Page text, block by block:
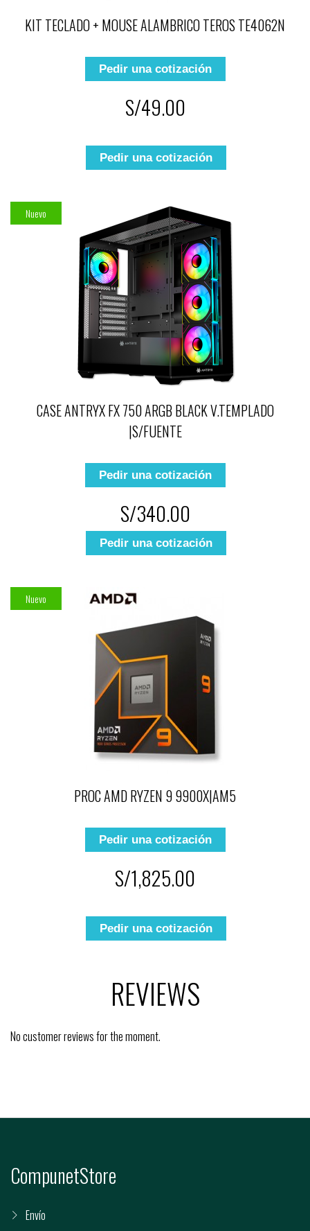
KIT TECLADO + MOUSE ALAMBRICO TEROS TE4062N
Pedir una cotización
S/49.00
Pedir una cotización
Nuevo
CASE ANTRYX FX 750 ARGB BLACK V.TEMPLADO
|S/FUENTE
Pedir una cotización
S/340.00
Pedir una cotización
Nuevo
PROC AMD RYZEN 9 9900X|AM5
Pedir una cotización
S/1,825.00
Pedir una cotización
REVIEWS
No customer reviews for the moment.
CompunetStore
Envío